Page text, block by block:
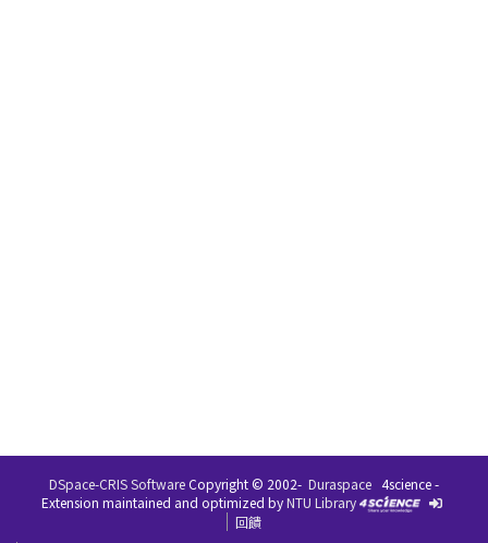
DSpace-CRIS SoftwareCopyright © 2002- Duraspace 4science -
Extension maintained and optimized byNTU Library
回饋